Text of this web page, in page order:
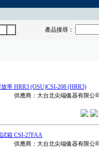
產品搜尋：
率 HRR3 (OSU)CSI-208 (HRR3)
供應商：大台北尖端儀器有限公司
箱 CSI-27FAA
供應商：大台北尖端儀器有限公司